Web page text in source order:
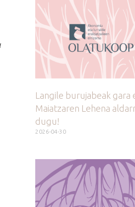
Langile burujabeak gara
Maiatzaren Lehena
dugu!
2026-04-30